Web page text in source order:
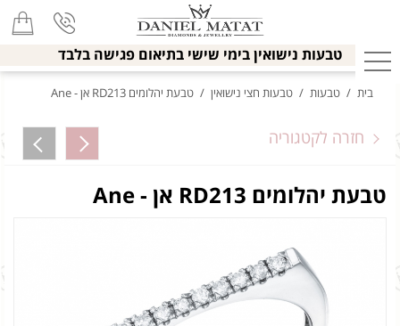
טבעות נישואין בימי שישי בתיאום פגישה בלבד
בית / טבעות / טבעות חצי נישואין / טבעת יהלומים RD213 אן - Ane
חזרה לקטגוריה
טבעת יהלומים RD213 אן - Ane